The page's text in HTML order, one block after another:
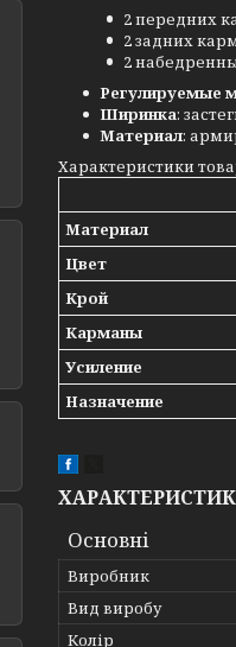
2 передних
2 задних
2
Регулируемые
Ширинка:
Материал:
Характеристики
Материал
Цвет
Крой
Карманы
Усиление
Назначение
Основні
Виробник
Вид виробу
Колір